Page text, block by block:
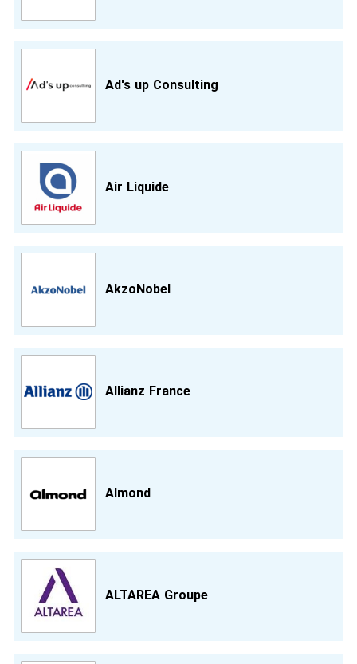
Ad's up Consulting
Air Liquide
AkzoNobel
Allianz France
Almond
ALTAREA Groupe